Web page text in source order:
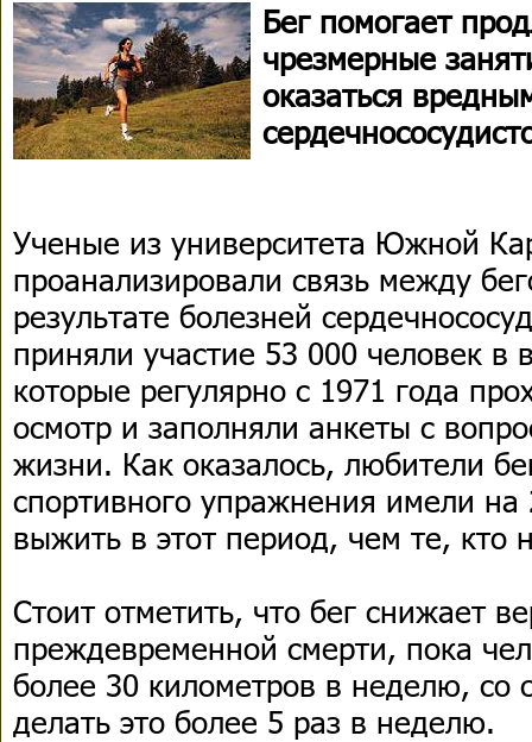
Бег помогает
чрезмерные
оказаться
Ученые из университета Южной
проанализировали связь между
результате болезней
приняли участие 53 000 человек в
которые регулярно с 1971 года
осмотр и заполняли анкеты с
жизни. Как оказалось, любители
спортивного упражнения имели
выжить в этот период, чем те, кто
Стоит отметить, что бег снижает
преждевременной смерти, пока
более 30 километров в неделю, со
делать это более 5 раз в неделю.